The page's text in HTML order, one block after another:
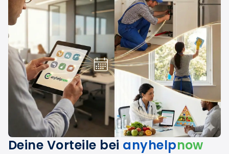
Deine Vorteile bei anyhelpnow